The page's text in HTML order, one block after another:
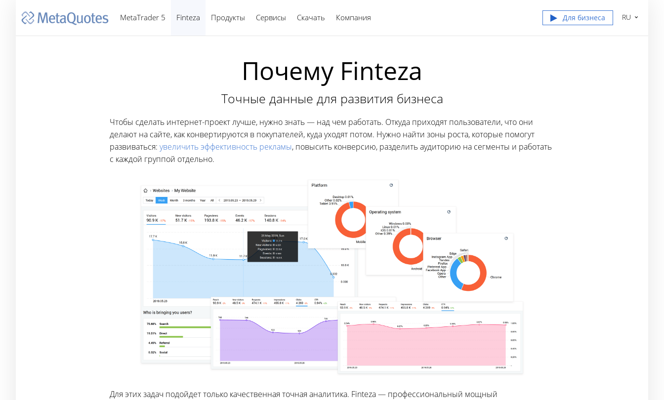
MetaTrader 5 Finteza Продукты Сервисы Скачать Компания Для бизнеса RU
Почему Finteza
Точные данные для развития бизнеса
Чтобы сделать интернет-проект лучше, нужно знать — над чем работать. Откуда приходят пользователи, что они
делают на сайте, как конвертируются в покупателей, куда уходят потом. Нужно найти зоны роста, которые помогут
развиваться: увеличить эффективность рекламы, повысить конверсию, разделить аудиторию на сегменты и работать
с каждой группой отдельно.
Для этих задач подойдет только качественная точная аналитика. Finteza — профессиональный мощный